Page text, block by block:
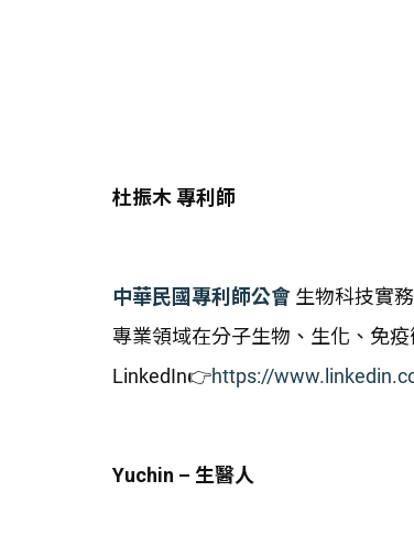
杜振木 專利師
中華民國專利師公會 生物科技實
專業領域在分子生物、生化、免
LinkedIn👉https://
Yuchin – 生醫人